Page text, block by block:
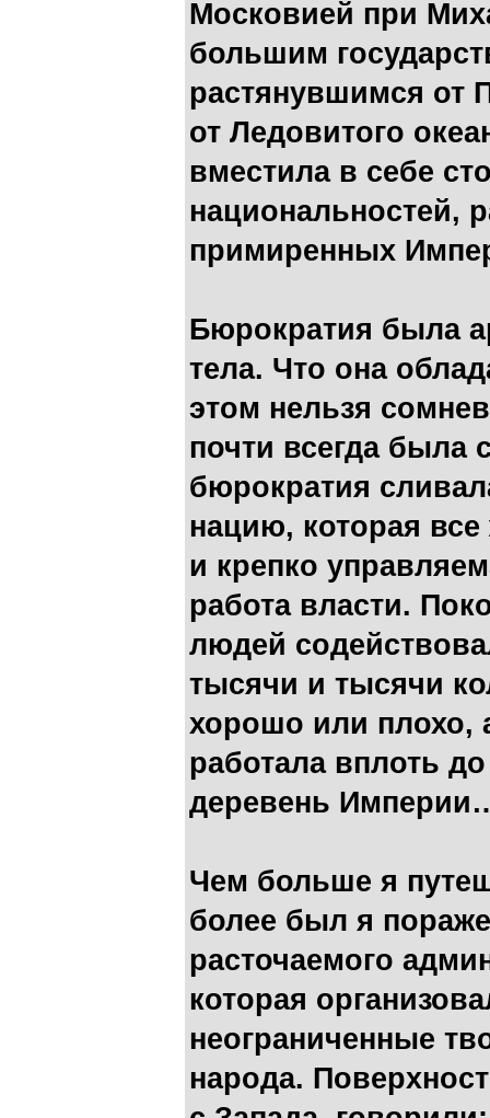
Московией при
большим
растянувшимся от
от Ледовитого
вместила в себе
национальностей,
примиренных
Бюрократия была
тела. Что она
этом нельзя
почти всегда была
бюрократия
нацию, которая
и крепко
работа власти.
людей
тысячи и тысячи
хорошо или плохо,
работала вплоть
деревень
Чем больше я
более был я
расточаемого
которая
неограниченные
народа.